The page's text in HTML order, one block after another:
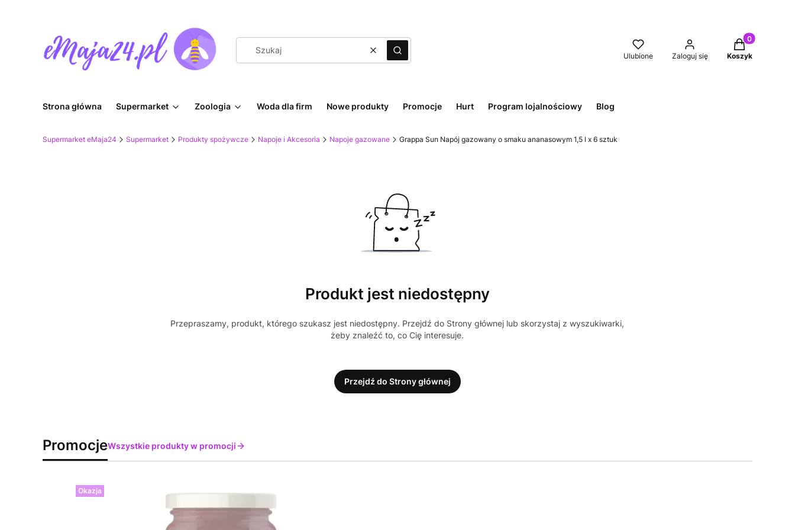
WyczyśćSzukaj Ulubione Zaloguj się
Produkty w
Koszyk
Strona główna Supermarket Zoologia Woda dla firm Nowe produkty Promocje Hurt Program lojalnościowy Blog
Supermarket eMaja24 Supermarket Produkty spożywcze Napoje i Akcesoria Napoje gazowane Grappa Sun Napój gazowany o smaku ananasowym 1,5 l x 6 sztuk
Produkt jest niedostępny
Przepraszamy, produkt, którego szukasz jest niedostępny. Przejdź do Strony głównej lub skorzystaj z wyszukiwarki,
żeby znaleźć to, co Cię interesuje.
Przejdź do Strony głównej
PromocjeWszystkie produkty w promocji
Okazja